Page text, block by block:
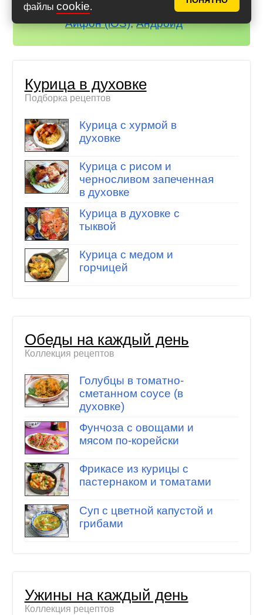
файлы cookie.
всегда под рукой!
Айфон (iOS),Андроид
Курица в духовке
Подборка рецептов
Курица с хурмой в
духовке
Курица с рисом и
черносливом запеченная
в духовке
Курица в духовке с
тыквой
Курица с медом и
горчицей
Обеды на каждый день
Коллекция рецептов
Голубцы в томатно-
сметанном соусе (в
духовке)
Фунчоза с овощами и
мясом по-корейски
Фрикасе из курицы с
пастернаком и томатами
Суп с цветной капустой и
грибами
Ужины на каждый день
Коллекция рецептов